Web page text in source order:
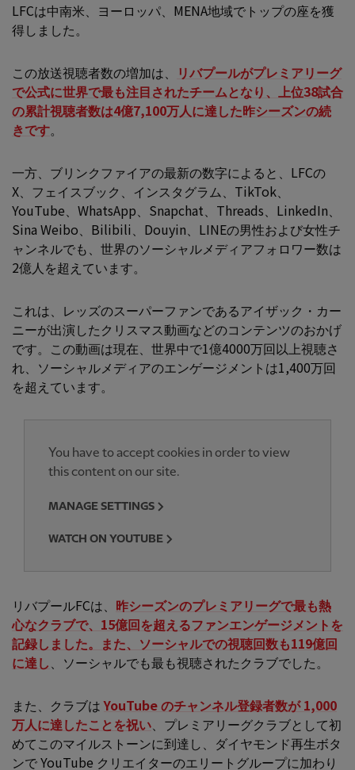
LFCは中南米、ヨーロッパ、MENA地域でトップの座を獲
得しました。
この放送視聴者数の増加は、
リバプールがプレミアリーグ
で公式に世界で最も注目されたチームとなり、上位38試合
の累計視聴者数は4億7,100万人に達した昨シーズンの続
きです。
一方、ブリンクファイアの最新の数字によると、LFCの
X、フェイスブック、インスタグラム、TikTok、
YouTube、WhatsApp、Snapchat、Threads、LinkedIn、
Sina Weibo、Bilibili、Douyin、LINEの男性および女性チ
ャンネルでも、世界のソーシャルメディアフォロワー数は
2億人を超えています。
これは、レッズのスーパーファンであるアイザック・カー
ニーが出演したクリスマス動画などのコンテンツのおかげ
です。この動画は現在、世界中で1億4000万回以上視聴さ
れ、ソーシャルメディアのエンゲージメントは1,400万回
を超えています。
You have to accept cookies in order to view
this content on our site.
MANAGE SETTINGS
WATCH ON YOUTUBE
リバプールFCは、 昨シーズンのプレミアリーグで最も熱
心なクラブで、15億回を超えるファンエンゲージメントを
記録しました。また、ソーシャルでの視聴回数も119億回
に達し、ソーシャルでも最も視聴されたクラブでした。
また、クラブはYouTube のチャンネル登録者数が 1,000
万人に達したことを祝い、プレミアリーグクラブとして初
めてこのマイルストーンに到達し、ダイヤモンド再生ボタ
ンで YouTube クリエイターのエリートグループに加わり